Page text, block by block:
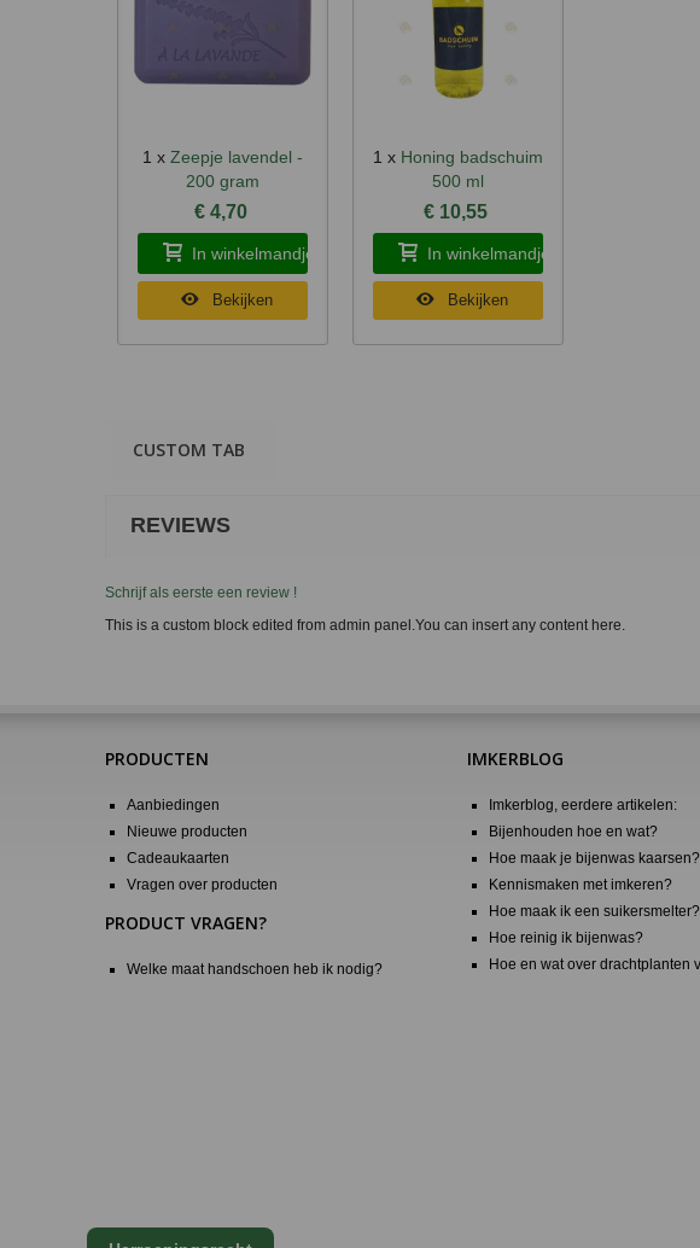
Snel bekijken
1 x Zeepje lavendel -
200 gram
€ 4,70
In winkelmandje
Bekijken
Snel bekijken
1 x Honing badschuim
500 ml
€ 10,55
In winkelmandje
Bekijken
CUSTOM TAB
REVIEWS
Schrijf als eerste een review !
This is a custom block edited from admin panel.You can insert any content here.
PRODUCTEN
Aanbiedingen
Nieuwe producten
Cadeaukaarten
Vragen over producten
PRODUCT VRAGEN?
Welke maat handschoen heb ik nodig?
IMKERBLOG
Imkerblog, eerdere artikelen:
Bijenhouden hoe en wat?
Hoe maak je bijenwas kaarsen?
Kennismaken met imkeren?
Hoe maak ik een suikersmelter?
Hoe reinig ik bijenwas?
Hoe en wat over drachtplanten